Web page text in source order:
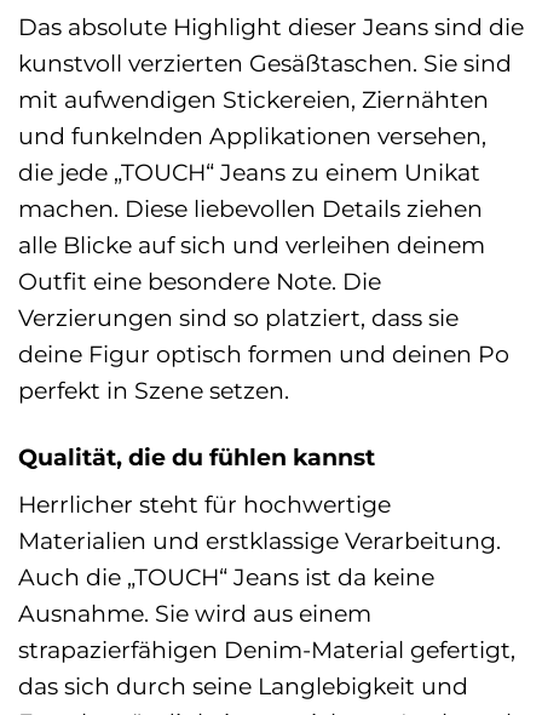
Das absolute Highlight dieser Jeans sind die
kunstvoll verzierten Gesäßtaschen. Sie sind
mit aufwendigen Stickereien, Ziernähten
und funkelnden Applikationen versehen,
die jede „TOUCH“ Jeans zu einem Unikat
machen. Diese liebevollen Details ziehen
alle Blicke auf sich und verleihen deinem
Outfit eine besondere Note. Die
Verzierungen sind so platziert, dass sie
deine Figur optisch formen und deinen Po
perfekt in Szene setzen.
Qualität, die du fühlen kannst
Herrlicher steht für hochwertige
Materialien und erstklassige Verarbeitung.
Auch die „TOUCH“ Jeans ist da keine
Ausnahme. Sie wird aus einem
strapazierfähigen Denim-Material gefertigt,
das sich durch seine Langlebigkeit und